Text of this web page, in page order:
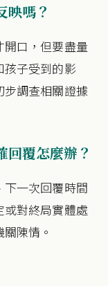
映嗎？
口，但要盡量
子受到的影
調查相關證據
回覆怎麼辦？
一次回覆時間
對終局實體處
陳情。